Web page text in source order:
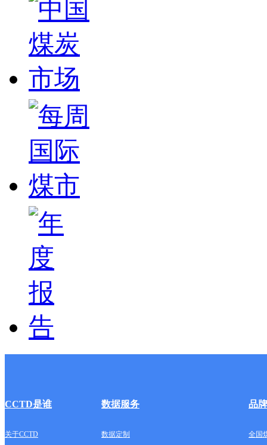
CCTD是谁 数据服务 品
关于CCTD 数据定制 全国